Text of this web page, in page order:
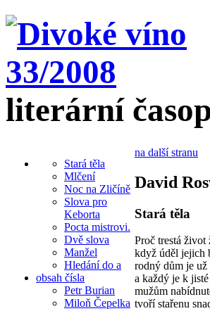
literární
Stará těla
Mlčení
Noc na Zličíně
Slova pro
Keborta
Pocta mistrovi.
Dvě slova
Manžel
Hledání do a
obsah čísla
Petr Burian
Miloň Čepelka
na další stranu
David
Stará těla
Proč trestá život
když úděl jejich
rodný dům je už
a každý je k
mužům
tvoří stařenu